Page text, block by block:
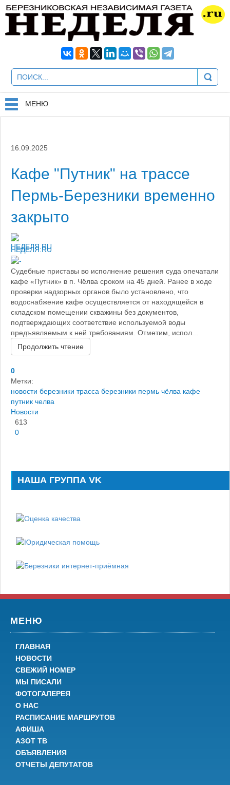
МЕНЮ
16.09.2025
Кафе "Путник" на трассе
Пермь-Березники временно
закрыто
НЕДЕЛЯ.RU
Судебные приставы во исполнение решения суда опечатали
кафе «Путник» в п. Чёлва сроком на 45 дней. Ранее в ходе
проверки надзорных органов было установлено, что
водоснабжение кафе осуществляется от находящейся в
складском помещении скважины без документов,
подтверждающих соответствие используемой воды
предъявляемым к ней требованиям. Отметим, испол...
Продолжить чтение
0
Метки:
новости березники трасса березники пермь чёлва кафе
путник челва
Новости
613
0
НАША ГРУППА VK
МЕНЮ
ГЛАВНАЯ
НОВОСТИ
СВЕЖИЙ НОМЕР
МЫ ПИСАЛИ
ФОТОГАЛЕРЕЯ
О НАС
РАСПИСАНИЕ МАРШРУТОВ
АФИША
АЗОТ ТВ
ОБЪЯВЛЕНИЯ
ОТЧЕТЫ ДЕПУТАТОВ